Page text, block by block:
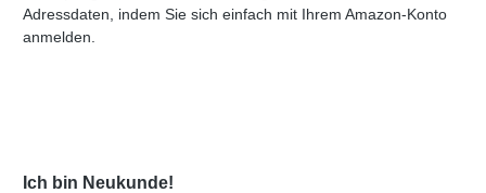
Adressdaten, indem Sie sich einfach mit Ihrem Amazon-Konto
anmelden.
Ich bin Neukunde!